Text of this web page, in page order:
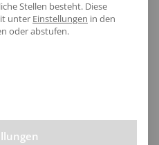
94,83€ /Stk.
Qualität für z.B.
Stellen besteht. Diese
unter Einstellungen in den
oder abstufen.
Gruppen, für die eine